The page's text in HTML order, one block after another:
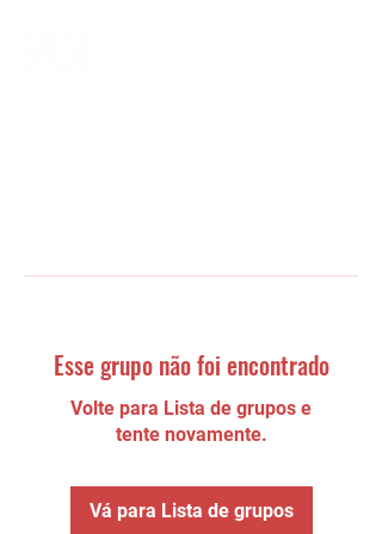
Esse grupo não foi encontrado
Volte para Lista de grupos e
tente novamente.
Vá para Lista de grupos